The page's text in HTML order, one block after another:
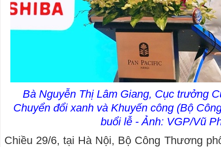
Bà Nguyễn Thị Lâm Giang, Cục trưởng
Chuyển đổi xanh và Khuyến công (Bộ
buổi lễ - Ảnh: VGP/Vũ
Chiều 29/6, tại Hà Nội, Bộ Công Thương